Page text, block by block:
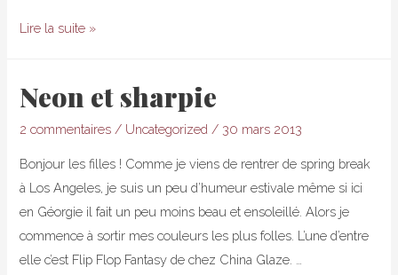
Triangle
Lire la suite »
Neon et sharpie
2 commentaires / Uncategorized / 30 mars 2013
Bonjour les filles ! Comme je viens de rentrer de spring break
à Los Angeles, je suis un peu d’humeur estivale même si ici
en Géorgie il fait un peu moins beau et ensoleillé. Alors je
commence à sortir mes couleurs les plus folles. L’une d’entre
elle c’est Flip Flop Fantasy de chez China Glaze. …